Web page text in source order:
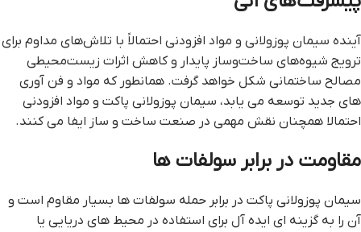
آینده سیمان پوزولانی و مواد افزودنی احتمالاً با تلاش‌های مداوم برای
ترویج شیوه‌های ساخت‌وساز پایدار و کاهش اثرات زیست‌محیطی
مصالح ساختمانی شکل خواهد گرفت. همانطور که مواد و فن آوری
های جدید توسعه می یابد، سیمان پوزولانی پاکت و مواد افزودنی
احتمالا همچنان نقش مهمی در صنعت ساخت و ساز ایفا می کنند.
مقاومت در برابر سولفات ها
سیمان پوزولانی پاکت در برابر حمله سولفات ها بسیار مقاوم است و
آن را به گزینه ای ایده آل برای استفاده در محیط های دریایی یا